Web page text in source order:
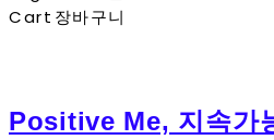
Cart 장바구니
Positive Me, 지속가